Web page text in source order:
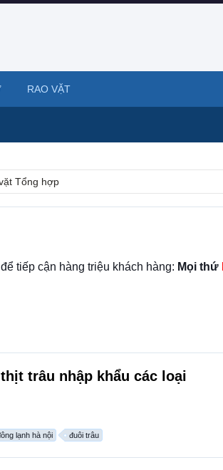
Tổng hợp
tiếp cận hàng triệu khách hàng: Mọi thứ
trâu nhập khẩu các loại
lạnh hà nội đuôi trâu
RAO VẶT